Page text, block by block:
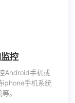
控
Android手机或
iphone手机系统
。